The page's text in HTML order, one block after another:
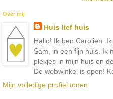
Over mij
Huis lief huis
Hallo! Ik ben Carolien.
Sam, in een fijn huis. Ik
plekjes in mijn huis en
De webwinkel is open!
Mijn volledige profiel tonen